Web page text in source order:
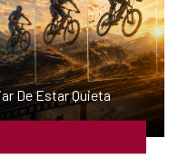
De Estar Quieta